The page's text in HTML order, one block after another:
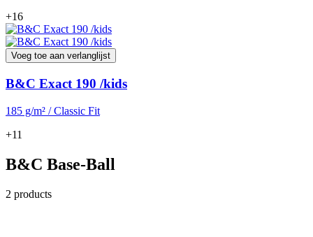
+16
Voeg toe aan verlanglijst
B&C Exact 190 /kids
185 g/m² / Classic Fit
+11
B&C Base-Ball
2 products